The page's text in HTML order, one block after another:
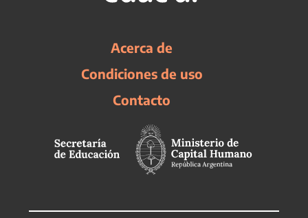
Acerca de
Condiciones de uso
Contacto